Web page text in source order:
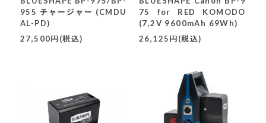
955 チャージャー (CMDU
AL-PD)
27,500円(税込)
75 for RED KOMODO
(7,2V 9600mAh 69Wh)
26,125円(税込)